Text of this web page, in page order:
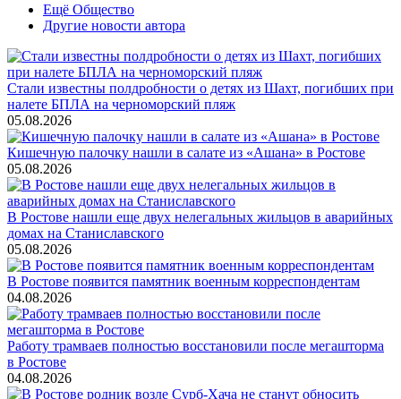
Ещё Общество
Другие новости автора
Стали известны полдробности о детях из Шахт, погибших при
налете БПЛА на черноморский пляж
05.08.2026
Кишечную палочку нашли в салате из «Ашана» в Ростове
05.08.2026
В Ростове нашли еще двух нелегальных жильцов в аварийных
домах на Станиславского
05.08.2026
В Ростове появится памятник военным корреспондентам
04.08.2026
Работу трамваев полностью восстановили после мегашторма
в Ростове
04.08.2026